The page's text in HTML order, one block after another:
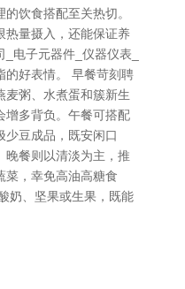
饮食搭配至关热切。
热量摄入，还能保证养
电子元器件_仪器仪表_
的好表情。 早餐苛刻聘
麦粥、水煮蛋和簇新生
增多背负。午餐可搭配
少豆成品，既安闲口
晚餐则以清淡为主，推
菜，幸免高油高糖食
奶、坚果或生果，既能